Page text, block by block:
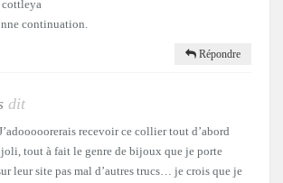
cottleya
continuation.
Répondre
dit
recevoir ce collier tout d’abord
joli, tout à fait le genre de bijoux que je porte
leur site pas mal d’autres trucs… je crois que je